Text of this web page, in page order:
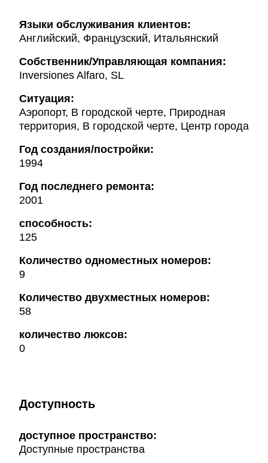
Языки обслуживания клиентов:
Английский, Французский, Итальянский
Собственник/Управляющая компания:
Inversiones Alfaro, SL
Ситуация:
Аэропорт, В городской черте, Природная
территория, В городской черте, Центр города
Год создания/постройки:
1994
Год последнего ремонта:
2001
способность:
125
Количество одноместных номеров:
9
Количество двухместных номеров:
58
количество люксов:
0
Доступность
доступное пространство:
Доступные пространства